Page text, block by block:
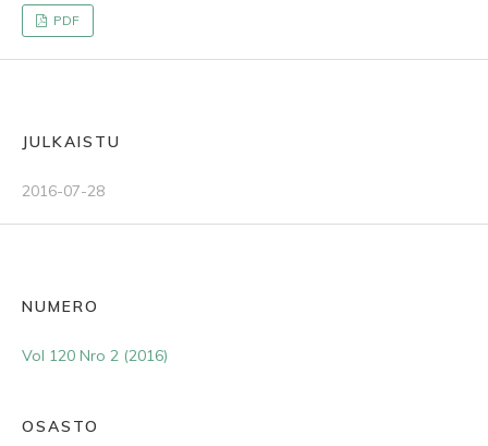
PDF
JULKAISTU
2016-07-28
NUMERO
Vol 120 Nro 2 (2016)
OSASTO